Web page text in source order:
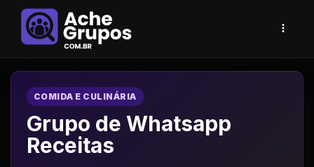
COMIDA E CULINÁRIA
Grupo de Whatsapp
Receitas